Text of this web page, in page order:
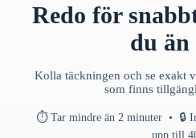
Redo för
du än
Kolla täckningen och se exakt
som finns
⏱ Tar mindre än 2 minuter • 🔒
upp till